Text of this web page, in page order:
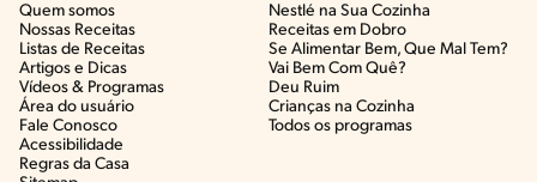
Quem somos
Nossas Receitas
Listas de Receitas​
Artigos e Dicas​
Vídeos & Programas​
Área do usuário
Fale Conosco
Acessibilidade
Regras da Casa
Nestlé na Sua Cozinha
Receitas em Dobro
Se Alimentar Bem, Que Mal Tem?​
Vai Bem Com Quê?​
Deu Ruim​
Crianças na Cozinha​
Todos os programas